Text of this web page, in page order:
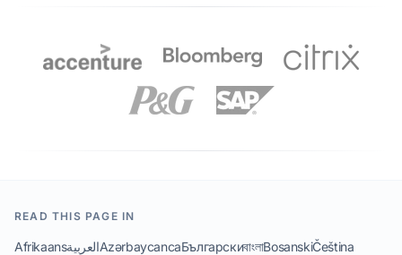
READ THIS PAGE IN
AfrikaansالعربيةAzərbaycancaБългарскиবাংলাBosanskiČeština